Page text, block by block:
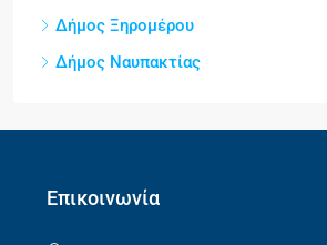
Δήμος Ξηρομέρου
Δήμος Ναυπακτίας
Επικοινωνία